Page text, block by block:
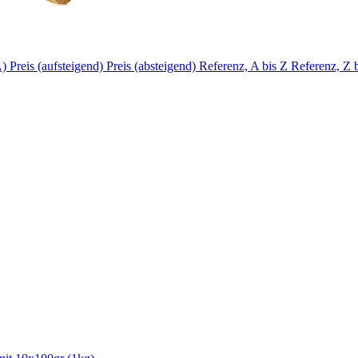
Preis (aufsteigend) Preis (absteigend) Referenz, A bis Z Referenz, Z